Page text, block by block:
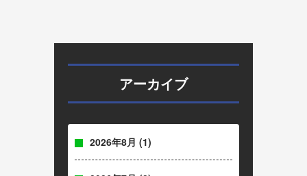
アーカイブ
2026年8月 (1)